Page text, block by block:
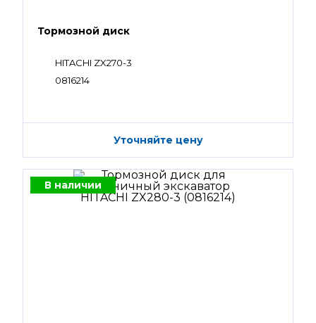
Тормозной диск
HITACHI ZX270-3
0816214
Уточняйте цену
В наличии